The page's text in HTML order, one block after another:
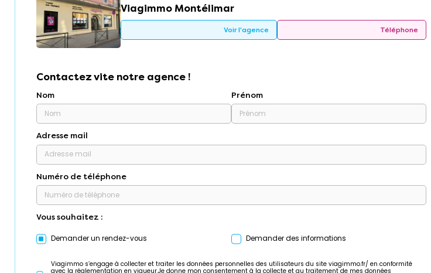
Viagimmo Montélimar
Voir l'agence Téléphone
Contactez vite notre agence !
Nom Prénom
Adresse mail
Numéro de téléphone
Vous souhaitez :
Demander un rendez-vous Demander des informations
Viagimmo s’engage à collecter et traiter les données personnelles des utilisateurs du site viagimmo.fr/ en conformité
avec la réglementation en vigueur.Je donne mon consentement à la collecte et au traitement de mes données